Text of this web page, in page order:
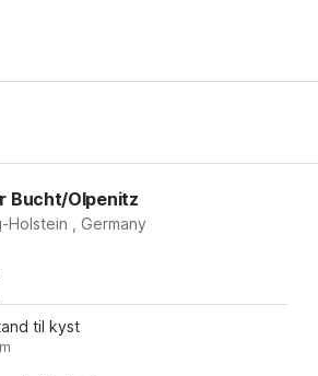
Bucht/Olpenitz
Holstein , Germany
til kyst